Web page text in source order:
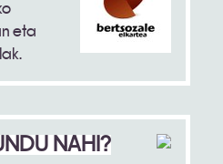
eta
NAHI?